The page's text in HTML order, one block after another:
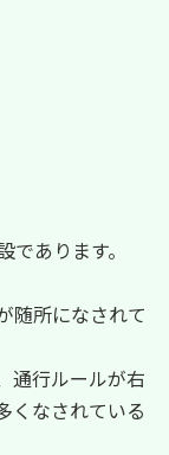
あります。
随所になされて
通行ルールが右
くなされている